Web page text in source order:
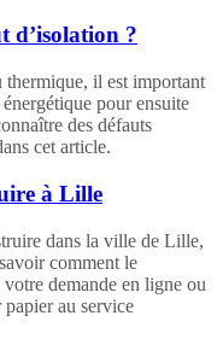
d’isolation ?
thermique, il est important
pour ensuite
des défauts
cet article.
à Lille
dans la ville de Lille,
comment le
demande en ligne ou
au service